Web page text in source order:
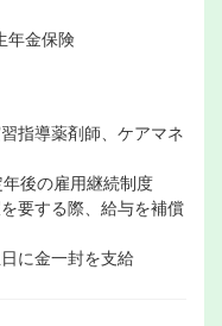
年金保険
指導薬剤師、ケアマネ
後の雇用継続制度
要する際、給与を補償
に金一封を支給